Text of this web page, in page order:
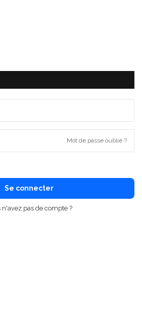
Mot de passe oublié ?
Se connecter
n'avez pas de compte ?